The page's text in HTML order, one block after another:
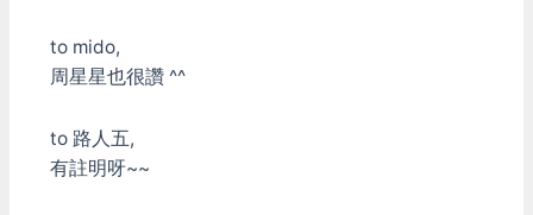
to mido,
周星星也很讚 ^^
to 路人五,
有註明呀~~